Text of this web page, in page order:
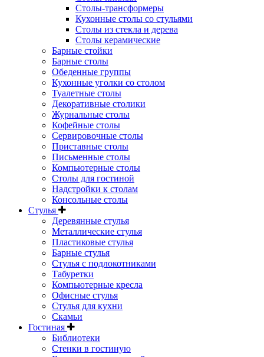
Столы-трансформеры
Кухонные столы со стульями
Столы из стекла и дерева
Столы керамические
Барные стойки
Барные столы
Обеденные группы
Кухонные уголки со столом
Туалетные столы
Декоративные столики
Журнальные столы
Кофейные столы
Сервировочные столы
Приставные столы
Письменные столы
Компьютерные столы
Столы для гостиной
Надстройки к столам
Консольные столы
Стулья
Деревянные стулья
Металлические стулья
Пластиковые стулья
Барные стулья
Стулья с подлокотниками
Табуретки
Компьютерные кресла
Офисные стулья
Стулья для кухни
Скамьи
Гостиная
Библиотеки
Стенки в гостиную